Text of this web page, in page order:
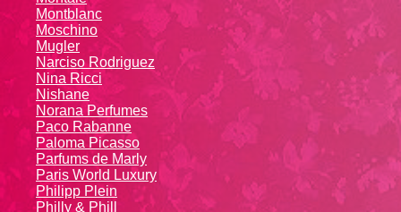
Montblanc
Moschino
Mugler
Narciso Rodriguez
Nina Ricci
Nishane
Norana Perfumes
Paco Rabanne
Paloma Picasso
Parfums de Marly
Paris World Luxury
Philipp Plein
Philly & Phill